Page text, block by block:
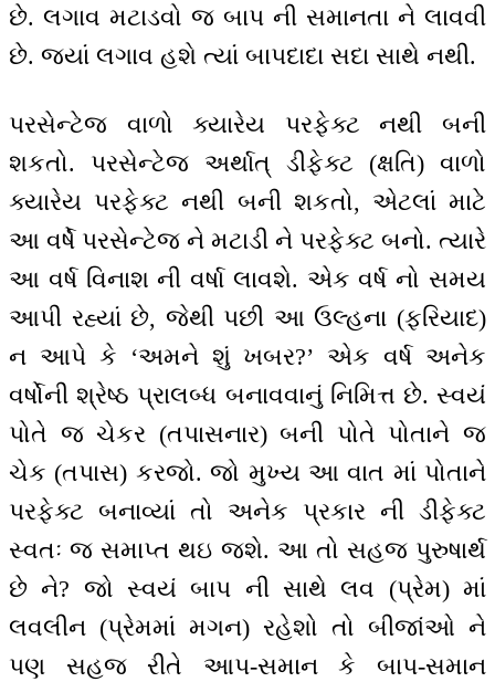
છે. લગાવ મટાડવો જ બાપ ની સમાનતા ને લાવવી
છે. જ્યાં લગાવ હશે ત્યાં બાપદાદા સદા સાથે નથી.
પરસેન્ટેજ વાળો ક્યારેય પરફેક્ટ નથી બની
શકતો. પરસેન્ટેજ અર્થાત્ ડીફેક્ટ (ક્ષતિ) વાળો
ક્યારેય પરફેક્ટ નથી બની શકતો, એટલાં માટે
આ વર્ષે પરસેન્ટેજ ને મટાડી ને પરફેક્ટ બનો. ત્યારે
આ વર્ષ વિનાશ ની વર્ષા લાવશે. એક વર્ષ નો સમય
આપી રહ્યાં છે, જેથી પછી આ ઉલ્હના (ફરિયાદ)
ન આપે કે ‘અમને શું ખબર?’ એક વર્ષ અનેક
વર્ષોની શ્રેષ્ઠ પ્રાલબ્ધ બનાવવાનું નિમિત્ત છે. સ્વયં
પોતે જ ચેકર (તપાસનાર) બની પોતે પોતાને જ
ચેક (તપાસ) કરજો. જો મુખ્ય આ વાત માં પોતાને
પરફેક્ટ બનાવ્યાં તો અનેક પ્રકાર ની ડીફેક્ટ
સ્વતઃ જ સમાપ્ત થઇ જશે. આ તો સહજ પુરુષાર્થ
છે ને? જો સ્વયં બાપ ની સાથે લવ (પ્રેમ) માં
લવલીન (પ્રેમમાં મગન) રહેશો તો બીજાંઓ ને
પણ સહજ રીતે આપ-સમાન કે બાપ-સમાન